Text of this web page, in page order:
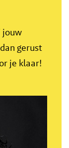
jouw
gerust
je klaar!